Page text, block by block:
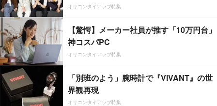
オリコンタイアップ特集
【驚愕】メーカー社員が推す「10万円台」
神コスパPC
オリコンタイアップ特集
「別班のよう」腕時計で『VIVANT』の世
界観再現
オリコンタイアップ特集